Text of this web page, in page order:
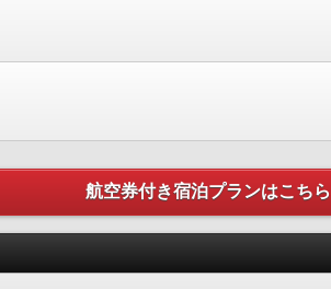
航空券付き宿泊プランはこちら